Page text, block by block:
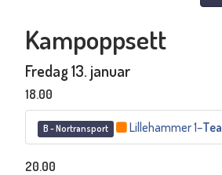
Kampoppsett
Fredag 13. januar
18.00
B - Nortransport Lillehammer 1–
20.00